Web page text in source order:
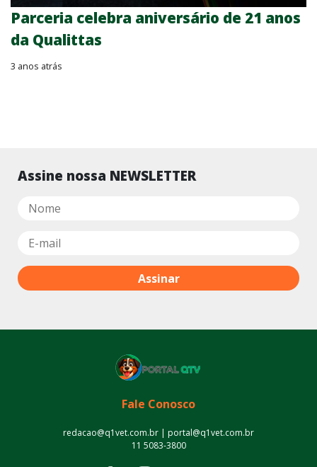
Parceria celebra aniversário de 21 anos
da Qualittas
3 anos atrás
Assine nossa NEWSLETTER
Fale Conosco
redacao@q1vet.com.br | portal@q1vet.com.br
11 5083-3800